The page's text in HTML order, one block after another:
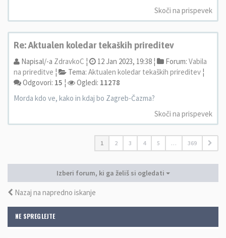
NE SPREGLEJTE
Skoči na prispevek
Re: Aktualen koledar tekaških prireditev
Napisal/-a ZdravkoC ¦ 12 Jan 2023, 19:38 ¦ Forum: Vabila
na prireditve ¦ Tema: Aktualen koledar tekaških prireditev ¦
Odgovori: 15 ¦ Ogledi: 11278
Morda kdo ve, kako in kdaj bo Zagreb-Čazma?
Skoči na prispevek
1 2 3 4 5 … 369
Izberi forum, ki ga želiš si ogledati
Nazaj na napredno iskanje